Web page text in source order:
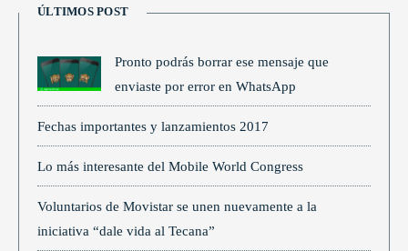
ÚLTIMOS POST
Pronto podrás borrar ese mensaje que
enviaste por error en WhatsApp
Fechas importantes y lanzamientos 2017
Lo más interesante del Mobile World Congress
Voluntarios de Movistar se unen nuevamente a la
iniciativa “dale vida al Tecana”